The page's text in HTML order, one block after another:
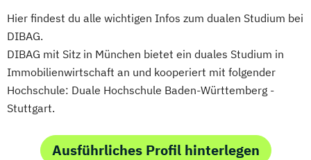
Hier findest du alle wichtigen Infos zum dualen Studium bei
DIBAG.
DIBAG mit Sitz in München bietet ein duales Studium in
Immobilienwirtschaft an und kooperiert mit folgender
Hochschule: Duale Hochschule Baden-Württemberg -
Stuttgart.
Ausführliches Profil hinterlegen